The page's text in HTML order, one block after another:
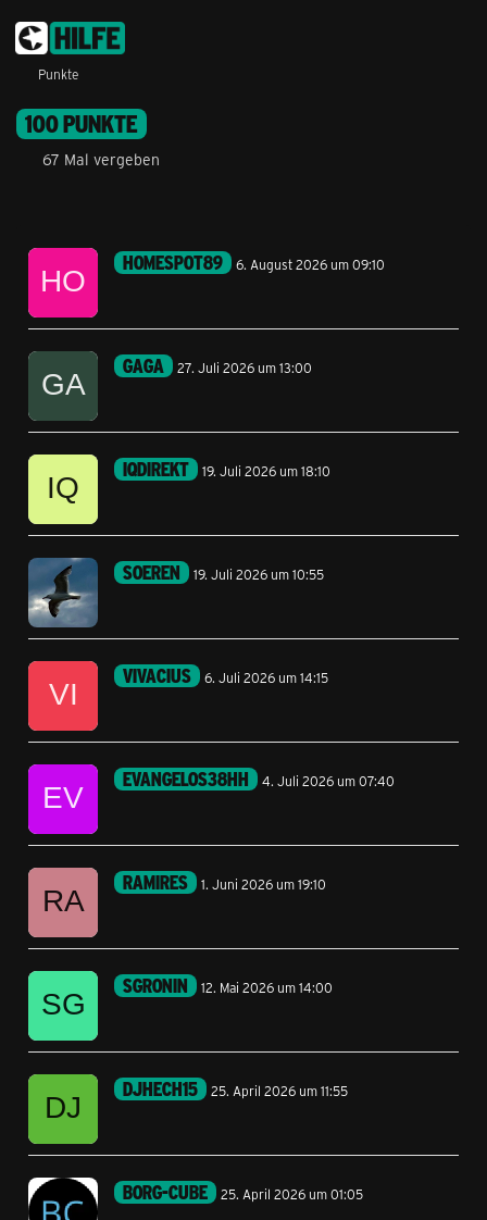
Punkte
100 PUNKTE
67 Mal vergeben
HOMESPOT89 6. August 2026 um 09:10
GAGA 27. Juli 2026 um 13:00
IQDIREKT 19. Juli 2026 um 18:10
SOEREN 19. Juli 2026 um 10:55
VIVACIUS 6. Juli 2026 um 14:15
EVANGELOS38HH 4. Juli 2026 um 07:40
RAMIRES 1. Juni 2026 um 19:10
SGRONIN 12. Mai 2026 um 14:00
DJHECH15 25. April 2026 um 11:55
BORG-CUBE 25. April 2026 um 01:05